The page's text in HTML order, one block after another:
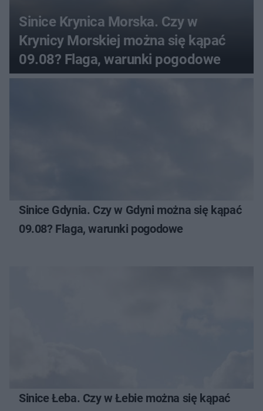
Sinice Krynica Morska. Czy w
Krynicy Morskiej można się kąpać
09.08? Flaga, warunki pogodowe
Sinice Gdynia. Czy w Gdyni można się kąpać
09.08? Flaga, warunki pogodowe
Sinice Łeba. Czy w Łebie można się kąpać